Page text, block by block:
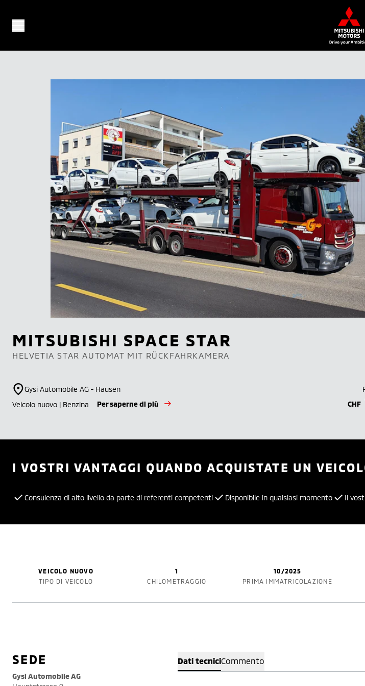
MITSUBISHI SPACE STAR
HELVETIA STAR AUTOMAT MIT RÜCKFAHRKAMERA
Gysi Automobile AG - Hausen
Veicolo nuovo | Benzina
Per saperne di più
CHF
I VOSTRI VANTAGGI QUANDO ACQUISTATE UN
Consulenza di alto livello da parte di referenti competenti Disponibile in qualsiasi momento Il
VEICOLO NUOVO
TIPO DI VEICOLO
1
CHILOMETRAGGIO
10/2025
PRIMA IMMATRICOLAZIONE
Dati tecniciCommento
SEDE
Gysi Automobile AG